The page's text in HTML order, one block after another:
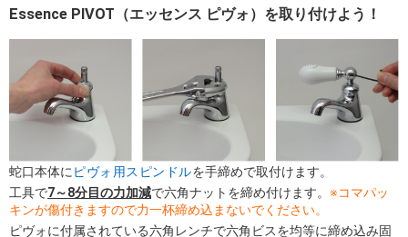
Essence PIVOT（エッセンス ピヴォ）を取り付けよう！
蛇口本体にピヴォ用スピンドルを手締めで取付けます。
工具で7～8分目の力加減で六角ナットを締め付けます。 ※コマパッ
キンが傷付きますので力一杯締め込まないでください。
ピヴォに付属されている六角レンチで六角ビスを均等に締め込み固